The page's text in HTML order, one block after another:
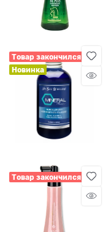
Товар закончился
Новинка
Товар закончился